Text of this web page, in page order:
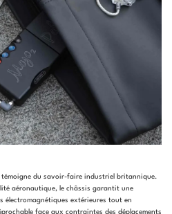
témoigne du savoir-faire industriel britannique.
aéronautique, le châssis garantit une
électromagnétiques extérieures tout en
face aux contraintes des déplacements